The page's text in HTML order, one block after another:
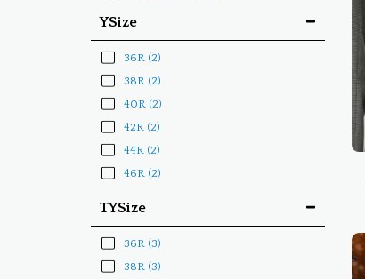
YSize
36R (2)
38R (2)
40R (2)
42R (2)
44R (2)
46R (2)
TYSize
36R (3)
38R (3)